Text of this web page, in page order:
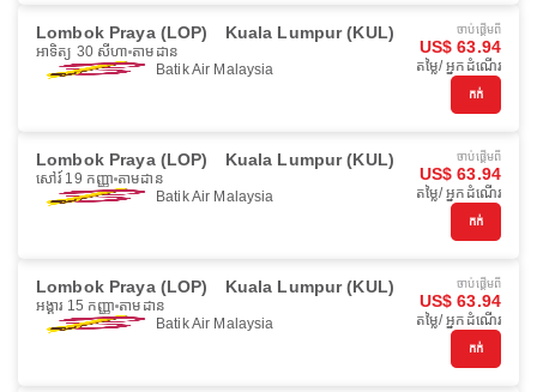
Lombok Praya (LOP) Kuala Lumpur (KUL)
អាទិត្យ 30 សីហា តាមដាន
Batik Air Malaysia
ចាប់ផ្ដើមពី
US$ 63.94
តម្លៃ/ អ្នកដំណើរ
កក់
Lombok Praya (LOP) Kuala Lumpur (KUL)
សៅរ៍ 19 កញ្ញា តាមដាន
Batik Air Malaysia
ចាប់ផ្ដើមពី
US$ 63.94
តម្លៃ/ អ្នកដំណើរ
កក់
Lombok Praya (LOP) Kuala Lumpur (KUL)
អង្គារ 15 កញ្ញា តាមដាន
Batik Air Malaysia
ចាប់ផ្ដើមពី
US$ 63.94
តម្លៃ/ អ្នកដំណើរ
កក់